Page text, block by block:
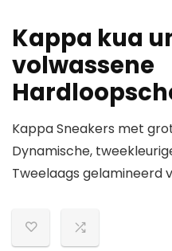
Kappa kua
volwassene
Kappa Sneakers met
Dynamische,
Tweelaags gelamineerd